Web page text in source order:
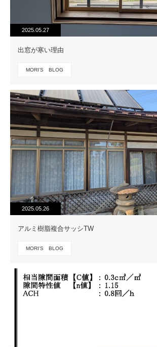
2025.05.27
出窓が寒い理由
MORI'S BLOG
2025.05.26
アルミ樹脂複合サッシTW
MORI'S BLOG